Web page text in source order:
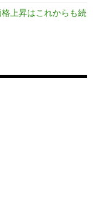
上昇はこれからも続